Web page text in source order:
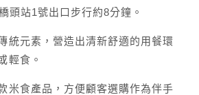
頭站1號出口步行約8分鐘。
統元素，營造出清新舒適的用餐環
輕食。
米食產品，方便顧客選購作為伴手